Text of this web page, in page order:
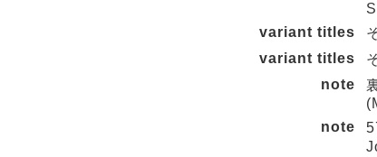
variant titles
variant titles
note
note